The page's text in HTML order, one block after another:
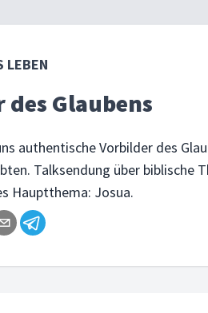
LEBEN
Glaubens
authentische Vorbilder des
Talksendung über biblische
Hauptthema: Josua.